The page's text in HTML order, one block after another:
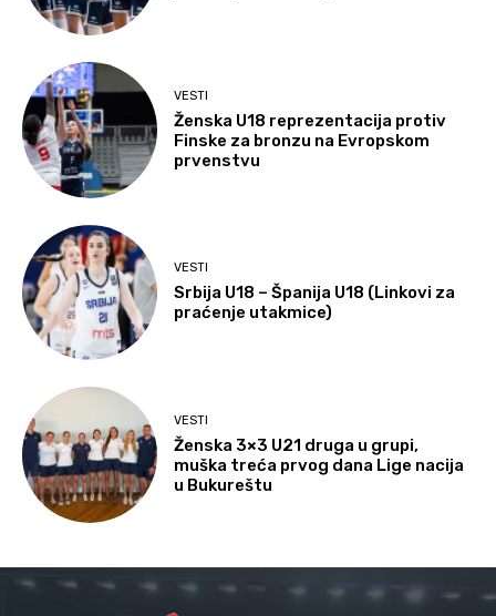
VESTI
Ženska U18 reprezentacija protiv
Finske za bronzu na Evropskom
prvenstvu
VESTI
Srbija U18 – Španija U18 (Linkovi za
praćenje utakmice)
VESTI
Ženska 3×3 U21 druga u grupi,
muška treća prvog dana Lige nacija
u Bukureštu